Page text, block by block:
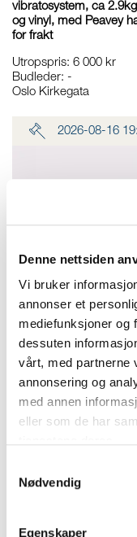
Denne nettsiden
Vi bruker
annonser et
mediefunksjoner og
dessuten
vårt, med partnerne
annonsering og
med annen
eller som de har
Nødvendig
Egenskaper
vibratosystem, ca
og vinyl, med Peavey
for frakt
Utropspris: 6 000 kr
Budleder: -
Oslo Kirkegata
2026-08-16